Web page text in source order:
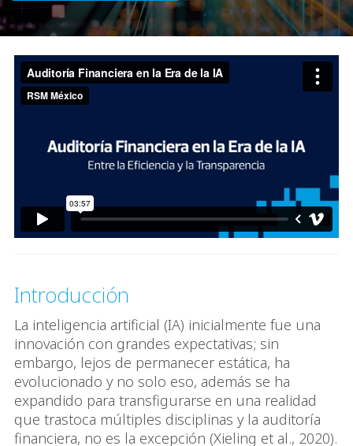
Introducción
La inteligencia artificial (IA) inicialmente fue una
innovación con grandes expectativas; sin
embargo, lejos de permanecer estática, ha
evolucionado y no solo eso, además se ha
expandido para transfigurarse en una realidad
que trastoca múltiples disciplinas y la auditoría
financiera, no es la excepción (Xieling et al., 2020).